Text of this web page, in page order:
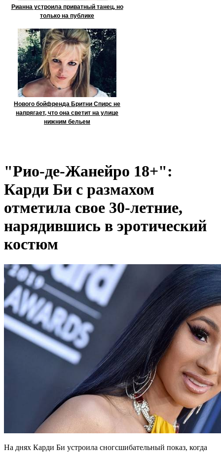
Рианна устроила приватный танец, но
только на публике
Нового бойфренда Бритни Спирс не
напрягает, что она светит на улице
нижним бельем
"Рио-де-Жанейро 18+":
Карди Би с размахом
отметила свое 30-летние,
нарядившись в эротический
костюм
На днях Карди Би устроила сногсшибательный показ, когда